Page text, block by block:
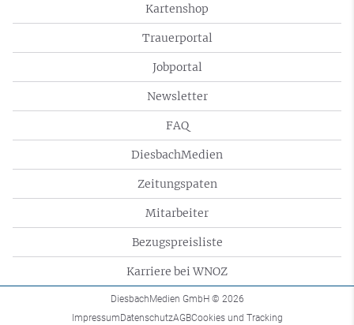
Kartenshop
Trauerportal
Jobportal
Newsletter
FAQ
DiesbachMedien
Zeitungspaten
Mitarbeiter
Bezugspreisliste
Karriere bei WNOZ
DiesbachMedien GmbH © 2026
ImpressumDatenschutzAGBCookies und Tracking